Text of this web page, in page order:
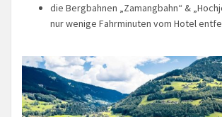
die Bergbahnen „Zamangbahn“ &
nur wenige Fahrminuten vom Hotel